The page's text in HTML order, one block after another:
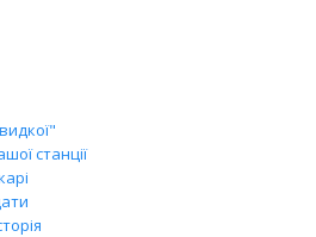
станції